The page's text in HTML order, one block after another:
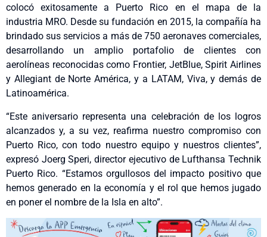
colocó exitosamente a Puerto Rico en el mapa de la
industria MRO. Desde su fundación en 2015, la compañía ha
brindado sus servicios a más de 750 aeronaves comerciales,
desarrollando un amplio portafolio de clientes con
aerolíneas reconocidas como Frontier, JetBlue, Spirit Airlines
y Allegiant de Norte América, y a LATAM, Viva, y demás de
Latinoamérica.
“Este aniversario representa una celebración de los logros
alcanzados y, a su vez, reafirma nuestro compromiso con
Puerto Rico, con todo nuestro equipo y nuestros clientes”,
expresó Joerg Speri, director ejecutivo de Lufthansa Technik
Puerto Rico. “Estamos orgullosos del impacto positivo que
hemos generado en la economía y el rol que hemos jugado
en poner el nombre de la Isla en alto”.